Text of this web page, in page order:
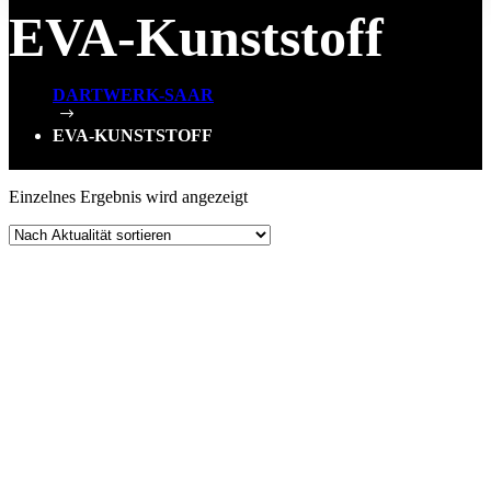
EVA-Kunststoff
DARTWERK-SAAR
$
EVA-KUNSTSTOFF
Einzelnes Ergebnis wird angezeigt